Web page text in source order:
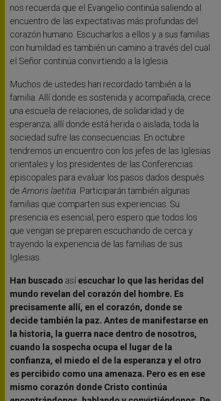
nos recuerda que el Evangelio continúa saliendo al
encuentro de las expectativas más profundas del
corazón humano. Escucharlos a ellos y a sus familias
con humildad es también un camino a través del cual
el Señor continúa convirtiendo a la Iglesia.
Muchos de ustedes han recordado también a la
familia. Allí donde es sostenida y acompañada, crece
una escuela de relaciones, de solidaridad y de
esperanza; allí donde está herida o aislada, toda la
sociedad sufre las consecuencias. En octubre
tendremos un encuentro con los jefes de las Iglesias
orientales y los presidentes de las Conferencias
episcopales para evaluar los pasos dados después
de Amoris laetitia . Participarán también algunas
familias que comparten sus experiencias. Su
presencia es esencial, pero espero que todos los
que vengan se preparen escuchando de cerca y
trayendo la experiencia de las familias de sus
Iglesias.
Han buscado asíescuchar lo que las heridas del
mundo revelan del corazón del hombre. Es
precisamente allí, en el corazón, donde se
decide también la paz. Antes de manifestarse en
la historia, la guerra nace dentro de nosotros,
cuando la sospecha ocupa el lugar de la
confianza, el miedo el de la esperanza y el otro
es percibido como una amenaza. Pero es en ese
mismo corazón donde Cristo continúa